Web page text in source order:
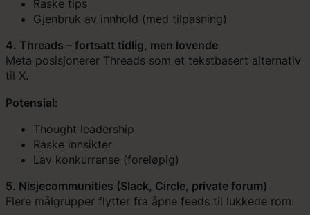
Raske tips
Gjenbruk av innhold (med tilpasning)
4. Threads – fortsatt tidlig, men lovende
Meta posisjonerer Threads som et tekstbasert alternativ
til X.
Potensial:
Thought leadership
Raske innsikter
Lav konkurranse (foreløpig)
5. Nisjecommunities (Slack, Circle, private forum)
Flere målgrupper flytter fra åpne feeds til lukkede rom.